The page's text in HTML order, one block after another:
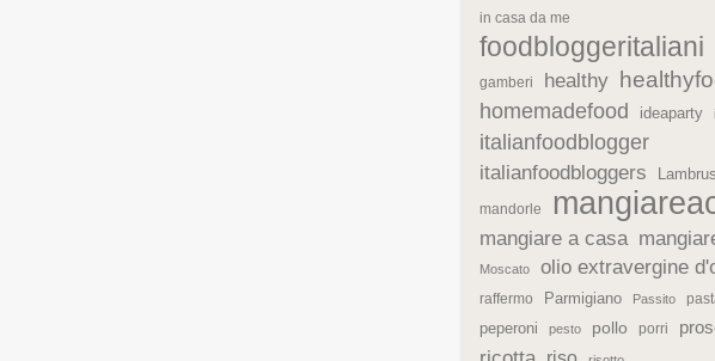
in casa da me
foodbloggeritaliani
gamberi healthy
homemadefood
ideaparty
italianfoodblogger
italianfoodbloggers
mandorle
mangiare a casa
Moscato olio extravergine
raffermo
Parmigiano Passito
peperoni pesto pollo porri